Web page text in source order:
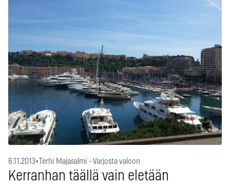
6.11.2013• Terhi Majasalmi - Varjosta valoon
Kerranhan täällä vain eletään